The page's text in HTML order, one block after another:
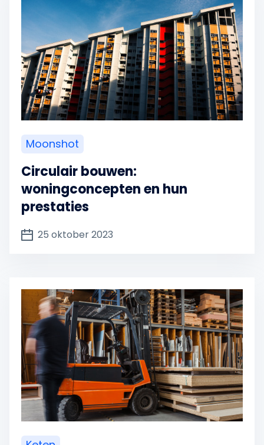
Moonshot
Circulair bouwen:
woningconcepten en hun
prestaties
25 oktober 2023